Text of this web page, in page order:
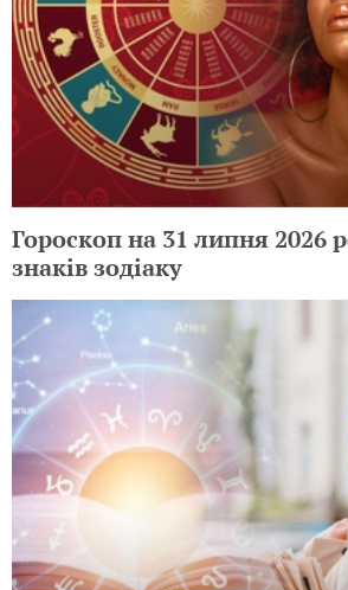
Гороскоп на 31 липня 2026
знаків зодіаку